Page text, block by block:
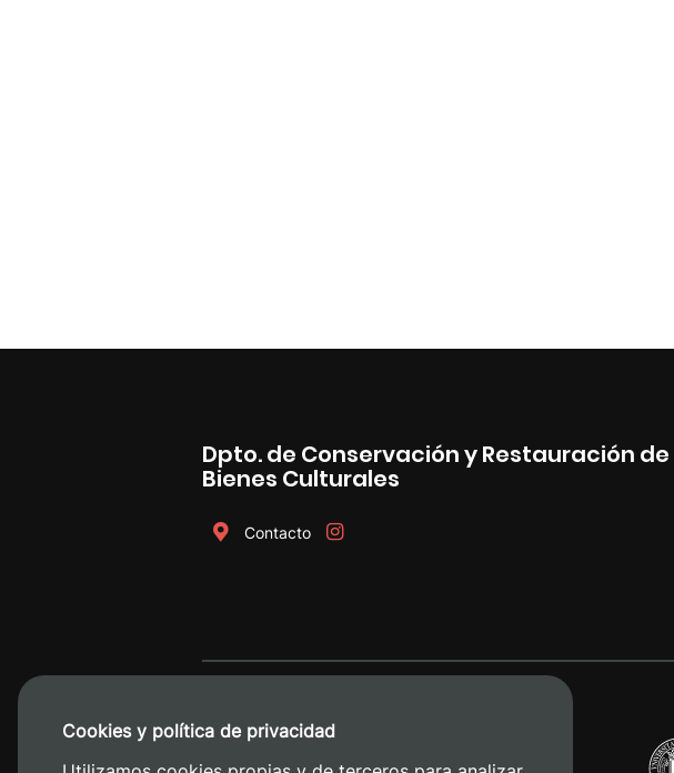
Dpto. de Conservación y Restauración de
Bienes Culturales
Contacto
Cookies y política de privacidad